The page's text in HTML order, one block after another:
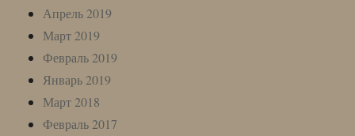
Апрель 2019
Март 2019
Февраль 2019
Январь 2019
Март 2018
Февраль 2017